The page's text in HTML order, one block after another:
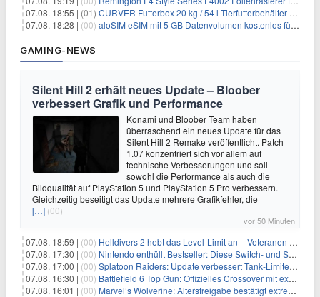
07.08. 18:55 | (01) CURVER Futterbox 20 kg / 54 l Tierfutterbehälter mit Rollen für 19,99€
07.08. 18:28 | (00) aloSIM eSIM mit 5 GB Datenvolumen kostenlos für Windscribe-Pro-Nutzer
GAMING-NEWS
Silent Hill 2 erhält neues Update – Bloober
verbessert Grafik und Performance
Konami und Bloober Team haben
überraschend ein neues Update für das
Silent Hill 2 Remake veröffentlicht. Patch
1.07 konzentriert sich vor allem auf
technische Verbesserungen und soll
sowohl die Performance als auch die
Bildqualität auf PlayStation 5 und PlayStation 5 Pro verbessern.
Gleichzeitig beseitigt das Update mehrere Grafikfehler, die
[…] (00)
vor 50 Minuten
07.08. 18:59 | (00) Helldivers 2 hebt das Level-Limit an – Veteranen können endlich weiter aufsteigen
07.08. 17:30 | (00) Nintendo enthüllt Bestseller: Diese Switch- und Switch-2-Spiele verkaufen sich am besten
07.08. 17:00 | (00) Splatoon Raiders: Update verbessert Tank-Limiter und behebt Bugs
07.08. 16:30 | (00) Battlefield 6 Top Gun: Offizielles Crossover mit exklusiven Inhalten angekündigt
07.08. 16:01 | (00) Marvel’s Wolverine: Altersfreigabe bestätigt extreme Gewalt und düstere Szenen